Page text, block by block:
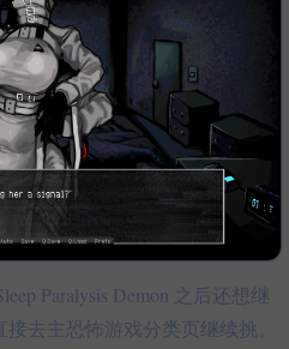
Paralysis Demon 之后还想继
去主恐怖游戏分类页继续挑。